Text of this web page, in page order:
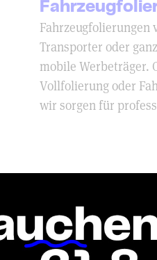
Fahrzeugfolierungen
Transporter oder
mobile Werbeträger.
Vollfolierung oder
wir sorgen für